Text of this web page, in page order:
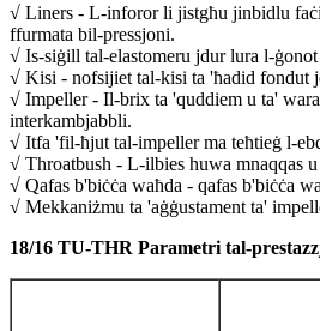
√ Liners - L-inforor li jistgħu jinbidlu
ffurmata bil-pressjoni.
√ Is-siġill tal-elastomeru jdur lura l-
√ Kisi - nofsijiet tal-kisi ta 'ħadid fondut
√ Impeller - Il-brix ta 'quddiem u ta'
interkambjabbli.
√ Itfa 'fil-ħjut tal-impeller ma teħtieġ l-
√ Throatbush - L-ilbies huwa mnaqqas
√ Qafas b'biċċa waħda - qafas b'biċċa
√ Mekkaniżmu ta 'aġġustament ta'
18/16 TU-THR Parametri tal-